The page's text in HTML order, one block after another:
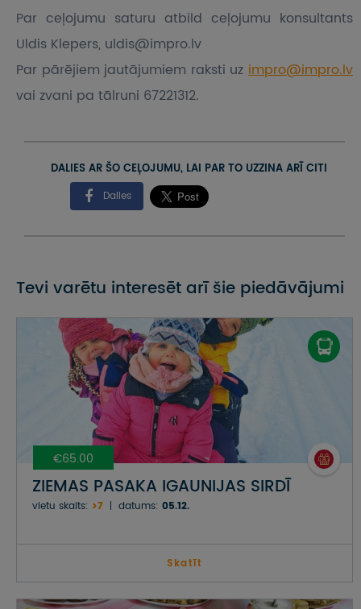
Par ceļojumu saturu atbild ceļojumu konsultants
Uldis Klepers, uldis@impro.lv
Par pārējiem jautājumiem raksti uz impro@impro.lv
vai zvani pa tālruni 67221312.
DALIES AR ŠO CEĻOJUMU, LAI PAR TO UZZINA ARĪ CITI
Dalies
Tevi varētu interesēt arī šie piedāvājumi
€65.00
ZIEMAS PASAKA IGAUNIJAS SIRDĪ
vietu skaits: >7 datums: 05.12.
Skatīt